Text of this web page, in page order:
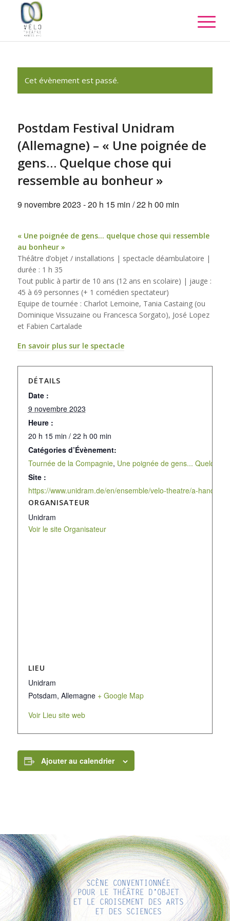
Cet évènement est passé.
Postdam Festival Unidram
(Allemagne) – « Une poignée de
gens… Quelque chose qui
ressemble au bonheur »
9 novembre 2023 - 20 h 15 min /22 h 00 min
« Une poignée de gens… quelque chose qui ressemble
au bonheur »
Théâtre d’objet / installations | spectacle déambulatoire |
durée : 1 h 35
Tout public à partir de 10 ans (12 ans en scolaire) | jauge :
45 à 69 personnes (+ 1 comédien spectateur)
Equipe de tournée : Charlot Lemoine, Tania Castaing (ou
Dominique Vissuzaine ou Francesca Sorgato), José Lopez
et Fabien Cartalade
En savoir plus sur le spectacle
DÉTAILS
Date :
9 novembre 2023
Heure :
20 h 15 min / 22 h 00 min
Catégories d’Évènement:
Tournée de la Compagnie, Une poignée de gens... Quelque
Site :
https://www.unidram.de/en/ensemble/velo-theatre/a-
ORGANISATEUR
Unidram
Voir le site Organisateur
LIEU
Unidram
Potsdam, Allemagne + Google Map
Voir Lieu site web
Ajouter au calendrier
LIENS INTÉRESSANTS
Voici quelques liens intéressants pour vous ! Appréciez votre
séjour :)